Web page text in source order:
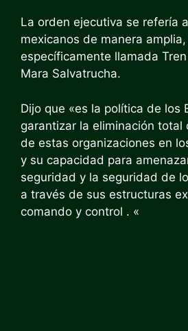
La orden ejecutiva se refería
mexicanos de manera
específicamente llamada
Mara Salvatrucha.
Dijo que «es la política de los
garantizar la eliminación total
de estas organizaciones en
y su capacidad para
seguridad y la seguridad de
a través de sus estructuras
comando y control . «